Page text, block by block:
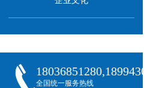
全国统一服务热线